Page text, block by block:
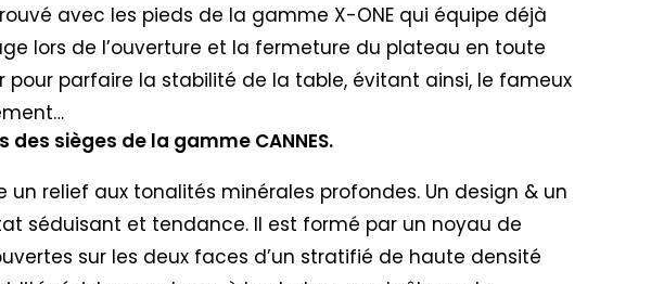
avec les pieds de la gamme X-ONE qui équipe déjà
lors de l’ouverture et la fermeture du plateau en toute
parfaire la stabilité de la table, évitant ainsi, le fameux
sièges de la gamme CANNES.
un relief aux tonalités minérales profondes. Un design & un
séduisant et tendance. Il est formé par un noyau de
sur les deux faces d’un stratifié de haute densité